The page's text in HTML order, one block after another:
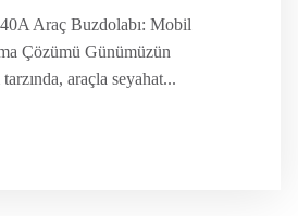
Araç Buzdolabı: Mobil
Çözümü Günümüzün
araçla seyahat...